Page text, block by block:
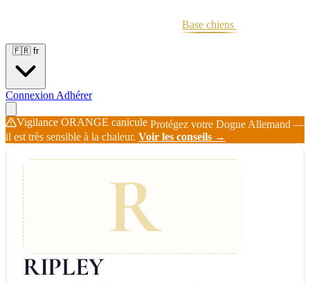
Base chiens
🇫🇷 fr
Connexion Adhérer
Vigilance ORANGE canicule Protégez votre Dogue Allemand —
il est très sensible à la chaleur. Voir les conseils →
R
RIPLEY